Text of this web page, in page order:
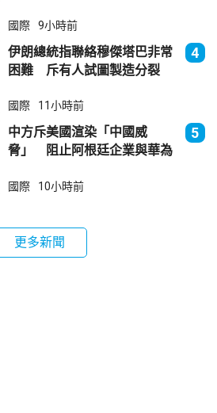
國際 9小時前
伊朗總統指聯絡穆傑塔巴非常
困難 斥有人試圖製造分裂
4
國際 11小時前
中方斥美國渲染「中國威
脅」 阻止阿根廷企業與華為
5
國際 10小時前
更多新聞